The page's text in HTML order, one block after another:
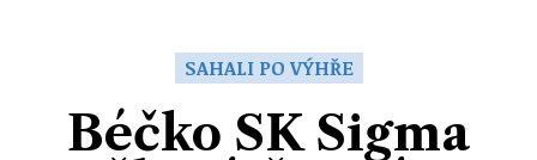
Přerov
Ekonomika
Ženy
Sport
SAHALI PO VÝHŘE
Béčko SK Sigma